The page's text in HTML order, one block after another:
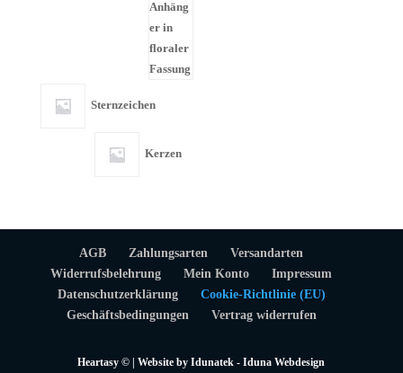
Sternzeichen
Kerzen
AGB Zahlungsarten
Versandarten
Widerrufsbelehrung
Mein Konto
Impressum
Datenschutzerklärung
Cookie-Richtlinie (EU)
Geschäftsbedingungen
Vertrag widerrufen
Heartasy © | Website byIdunatek -Iduna Webdesign